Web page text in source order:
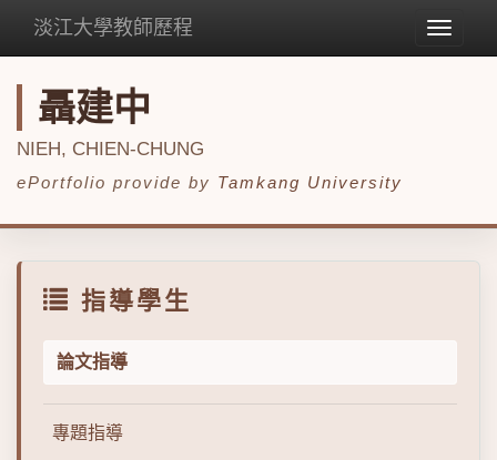
Toggle
淡江大學教師歷程
聶建中
NIEH, CHIEN-CHUNG
ePortfolio provide by Tamkang University
指導學生
論文指導
專題指導